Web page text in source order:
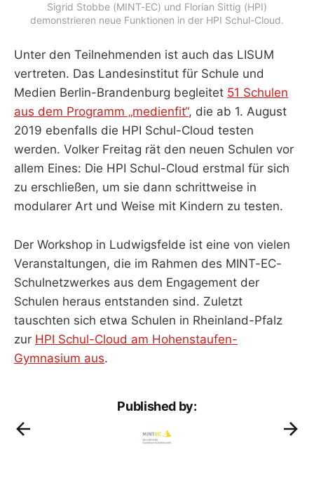
Sigrid Stobbe (MINT-EC) und Florian Sittig (HPI)
demonstrieren neue Funktionen in der HPI Schul-Cloud.
Unter den Teilnehmenden ist auch das LISUM
vertreten. Das Landesinstitut für Schule und
Medien Berlin-Brandenburg begleitet 51 Schulen
aus dem Programm „medienfit“, die ab 1. August
2019 ebenfalls die HPI Schul-Cloud testen
werden. Volker Freitag rät den neuen Schulen vor
allem Eines: Die HPI Schul-Cloud erstmal für sich
zu erschließen, um sie dann schrittweise in
modularer Art und Weise mit Kindern zu testen.
Der Workshop in Ludwigsfelde ist eine von vielen
Veranstaltungen, die im Rahmen des MINT-EC-
Schulnetzwerkes aus dem Engagement der
Schulen heraus entstanden sind. Zuletzt
tauschten sich etwa Schulen in Rheinland-Pfalz
zur HPI Schul-Cloud am Hohenstaufen-
Gymnasium aus.
Published by: